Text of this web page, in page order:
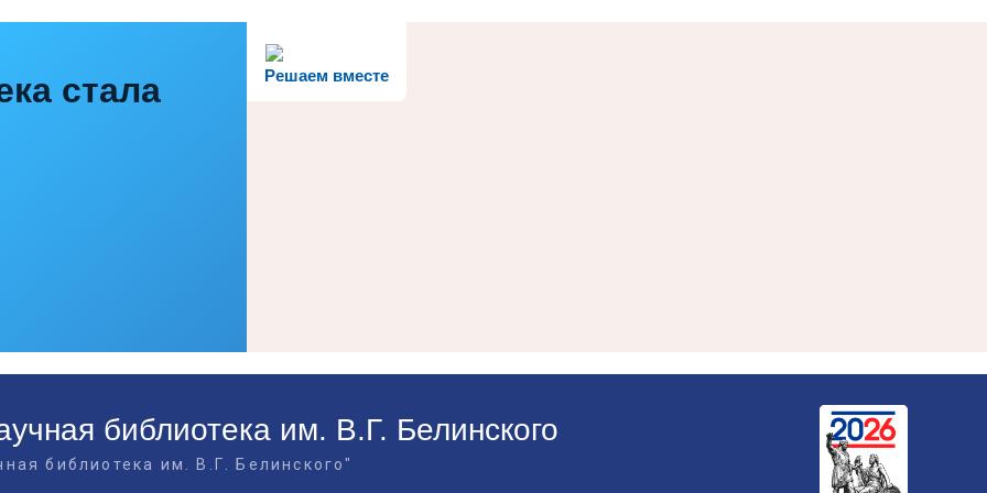
Решаем вместе
стала
библиотека им. В.Г. Белинского
библиотека им. В.Г. Белинского"